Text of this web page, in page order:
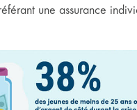
une assurance